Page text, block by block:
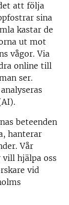
att följa
sina
kastar de
ut mot
vågor. Via
online till
ser.
beteenden
hanterar
Vår
hjälpa oss
vid